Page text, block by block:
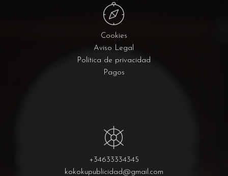
Cookies
Aviso Legal
Política de privacidad
Pagos
+34633334345
kokokupublicidad@gmail.com